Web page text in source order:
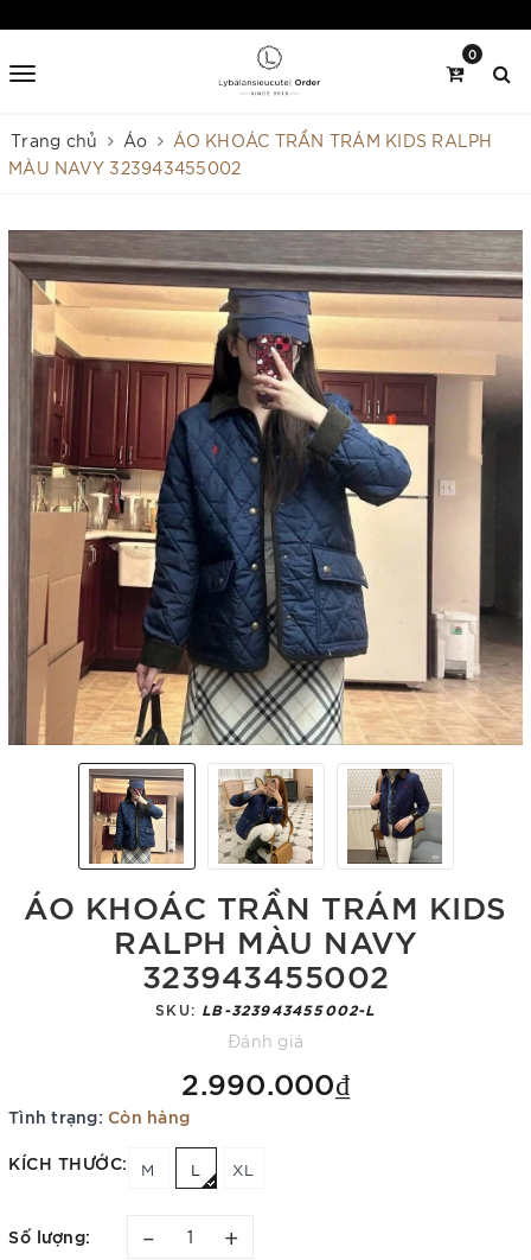
0
Trang chủ Áo
ÁO KHOÁC TRẦN TRÁM KIDS RALPH
MÀU NAVY 323943455002
ÁO KHOÁC TRẦN TRÁM KIDS
RALPH MÀU NAVY
323943455002
SKU: LB-323943455002-L
Đánh giá
2.990.000₫
Tình trạng: Còn hàng
KÍCH THƯỚC: M L XL
Số lượng: – +